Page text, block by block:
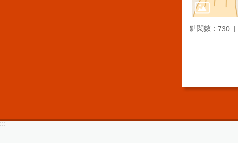
點閱數： 730
:::